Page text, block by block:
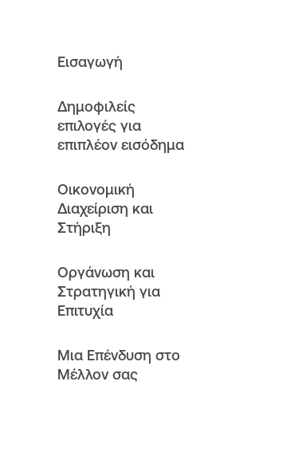
Εισαγωγή
Δημοφιλείς
επιλογές για
επιπλέον εισόδημα
Οικονομική
Διαχείριση και
Στήριξη
Οργάνωση και
Στρατηγική για
Επιτυχία
Μια Επένδυση στο
Μέλλον σας